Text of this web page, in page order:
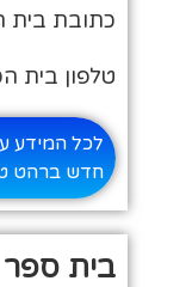
כתובת בית
טלפון בית הספר: 08-
לכל המידע
חדש ברהט
בית ספר